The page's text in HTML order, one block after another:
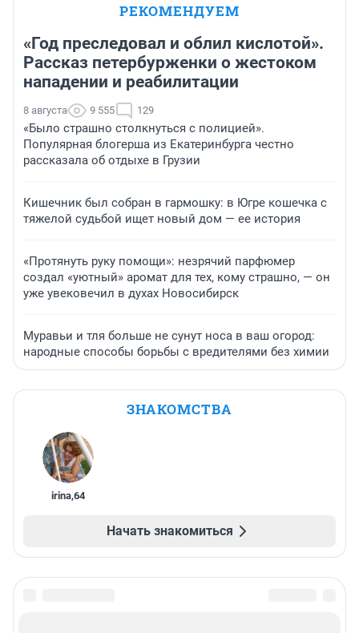
РЕКОМЕНДУЕМ
«Год преследовал и облил кислотой».
Рассказ петербурженки о жестоком
нападении и реабилитации
8 августа 9 555 129
«Было страшно столкнуться с полицией».
Популярная блогерша из Екатеринбурга честно
рассказала об отдыхе в Грузии
Кишечник был собран в гармошку: в Югре кошечка с
тяжелой судьбой ищет новый дом — ее история
«Протянуть руку помощи»: незрячий парфюмер
создал «уютный» аромат для тех, кому страшно, — он
уже увековечил в духах Новосибирск
Муравьи и тля больше не сунут носа в ваш огород:
народные способы борьбы с вредителями без химии
ЗНАКОМСТВА
irina,64
Начать знакомиться